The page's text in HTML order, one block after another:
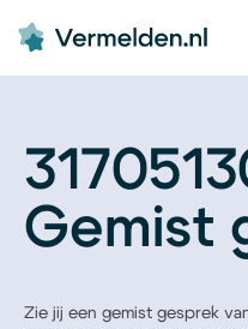
Gemist
Zie jij een gemist gesprek